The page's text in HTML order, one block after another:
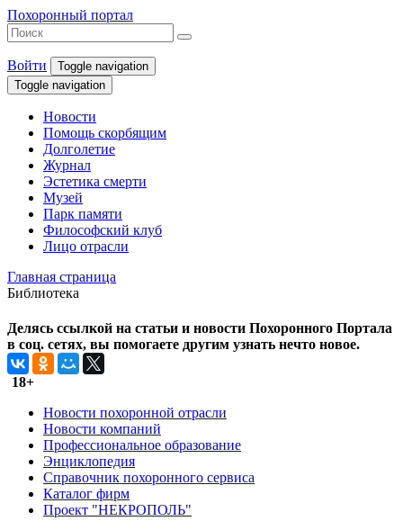
Похоронный портал
Войти
Toggle navigation
Toggle navigation
Новости
Помощь скорбящим
Долголетие
Журнал
Эстетика смерти
Музей
Парк памяти
Философский клуб
Лицо отрасли
Главная страница
Библиотека
Делясь ссылкой на статьи и новости Похоронного Портала
в соц. сетях, вы помогаете другим узнать нечто новое.
18+
Новости похоронной отрасли
Новости компаний
Профессиональное образование
Энциклопедия
Справочник похоронного сервиса
Каталог фирм
Проект "НЕКРОПОЛЬ"